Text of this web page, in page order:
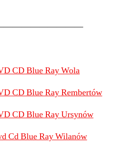
CD Blue Ray Wola
CD Blue Ray Rembertów
CD Blue Ray Ursynów
Cd Blue Ray Wilanów